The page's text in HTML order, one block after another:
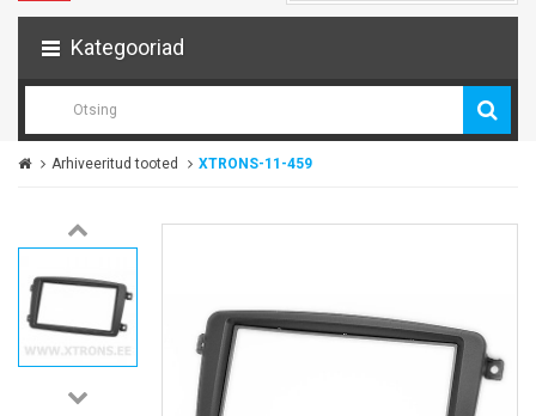
Kategooriad
Arhiveeritud tooted XTRONS-11-459